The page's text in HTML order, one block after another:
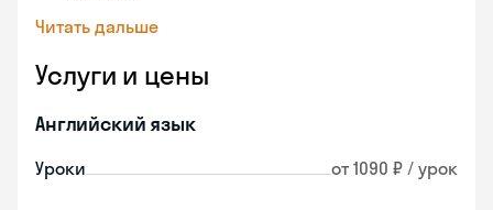
Читать дальше
Услуги и цены
Английский язык
Уроки от 1090 ₽ / урок